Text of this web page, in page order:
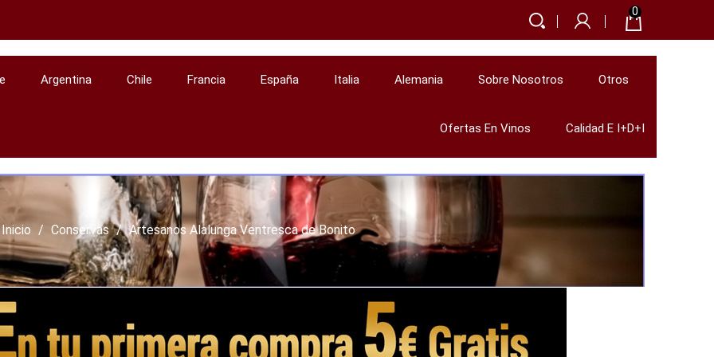
0
Argentina Chile Francia España Italia Alemania Sobre Nosotros Otros
Ofertas En Vinos Calidad E I+D+i
Inicio Conservas Artesanos Alalunga Ventresca de Bonito